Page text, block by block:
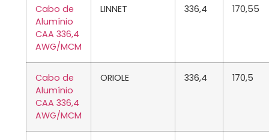
Cabo de
Alumínio
CAA 336,4
AWG/MCM
LINNET 336,4 170,55
Cabo de
Alumínio
CAA 336,4
AWG/MCM
ORIOLE 336,4 170,5